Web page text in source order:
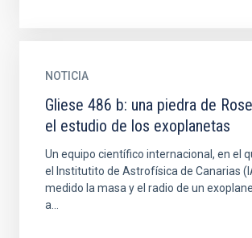
NOTICIA
Gliese 486 b: una piedra de
el estudio de los exoplanetas
Un equipo científico internacional, en el
el Institutito de Astrofísica de Canarias
medido la masa y el radio de un
a...